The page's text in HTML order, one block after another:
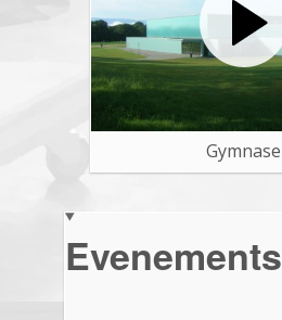
Gymnase
Evenements